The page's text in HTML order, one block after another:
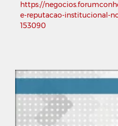
https://
e-reputacao-institucional-
153090